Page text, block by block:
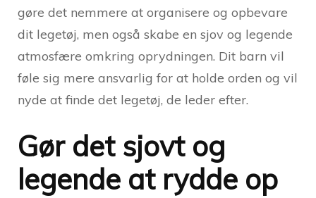
gøre det nemmere at organisere og opbevare
dit legetøj, men også skabe en sjov og legende
atmosfære omkring oprydningen. Dit barn vil
føle sig mere ansvarlig for at holde orden og vil
nyde at finde det legetøj, de leder efter.
Gør det sjovt og
legende at rydde op